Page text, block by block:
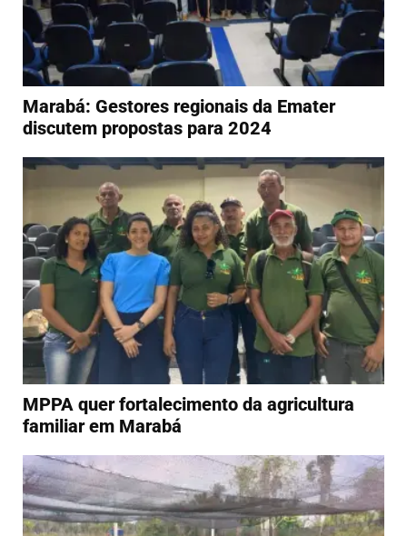
Marabá: Gestores regionais da Emater
discutem propostas para 2024
MPPA quer fortalecimento da agricultura
familiar em Marabá